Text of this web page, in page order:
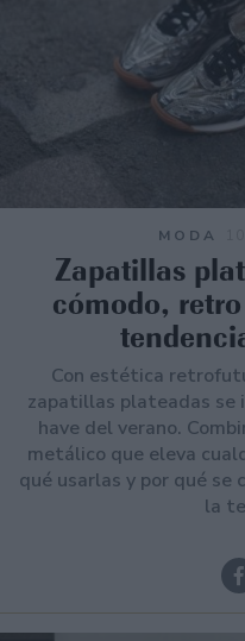
MODA
Zapatillas
cómodo,
Con estética
zapatillas plateadas se
have del verano.
metálico que eleva
qué usarlas y por qué
la